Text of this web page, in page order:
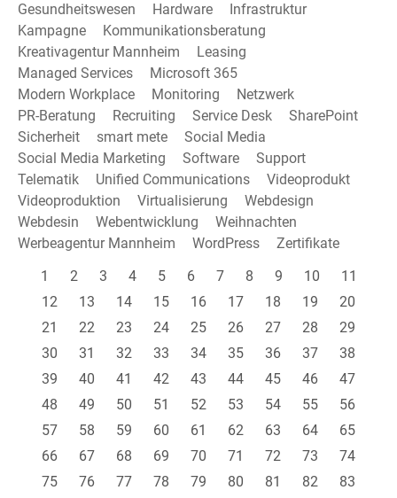
Gesundheitswesen
Hardware
Infrastruktur
Kampagne
Kommunikationsberatung
Kreativagentur Mannheim
Leasing
Managed Services
Microsoft 365
Modern Workplace
Monitoring
Netzwerk
PR-Beratung
Recruiting Service Desk
SharePoint
Sicherheit
smart mete
Social Media
Social Media Marketing
Software
Support
Telematik
Unified Communications
Videoprodukt
Videoproduktion
Virtualisierung
Webdesign
Webdesin
Webentwicklung
Weihnachten
Werbeagentur Mannheim
WordPress
Zertifikate
1
2 3 4 5 6 7 8 9 10
11
12
13 14 15 16 17 18 19
20
21
22 23 24 25 26 27 28
29
30
31 32 33 34 35 36 37
38
39
40 41 42 43 44 45 46
47
48
49 50 51 52 53 54 55
56
57
58 59 60 61 62 63 64
65
66
67 68 69 70 71 72 73
74
75
76 77 78 79 80 81 82
83